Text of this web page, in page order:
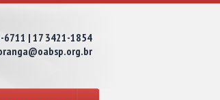
6711 | 17 3421-1854